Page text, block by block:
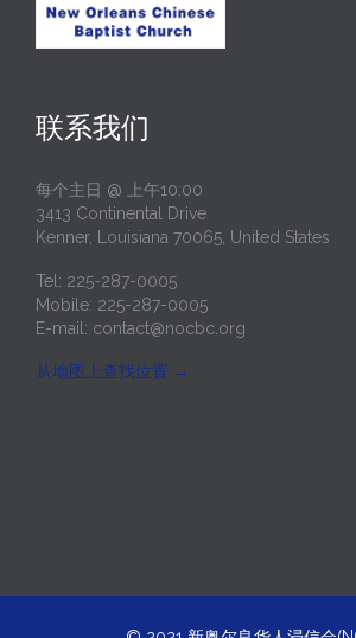
联系我们
每个主日 @ 上午10:00
3413 Continental Drive
Kenner, Louisiana 70065, United States
Tel: 225-287-0005
Mobile: 225-287-0005
E-mail: contact@nocbc.org
从地图上查找位置 →